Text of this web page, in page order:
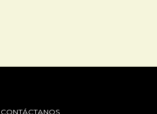
CONTÁCTANOS